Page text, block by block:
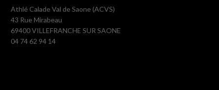
Athlé Calade Val de Saone (ACVS)
43 Rue Mirabeau
69400 VILLEFRANCHE SUR SAONE
04 74 62 94 14